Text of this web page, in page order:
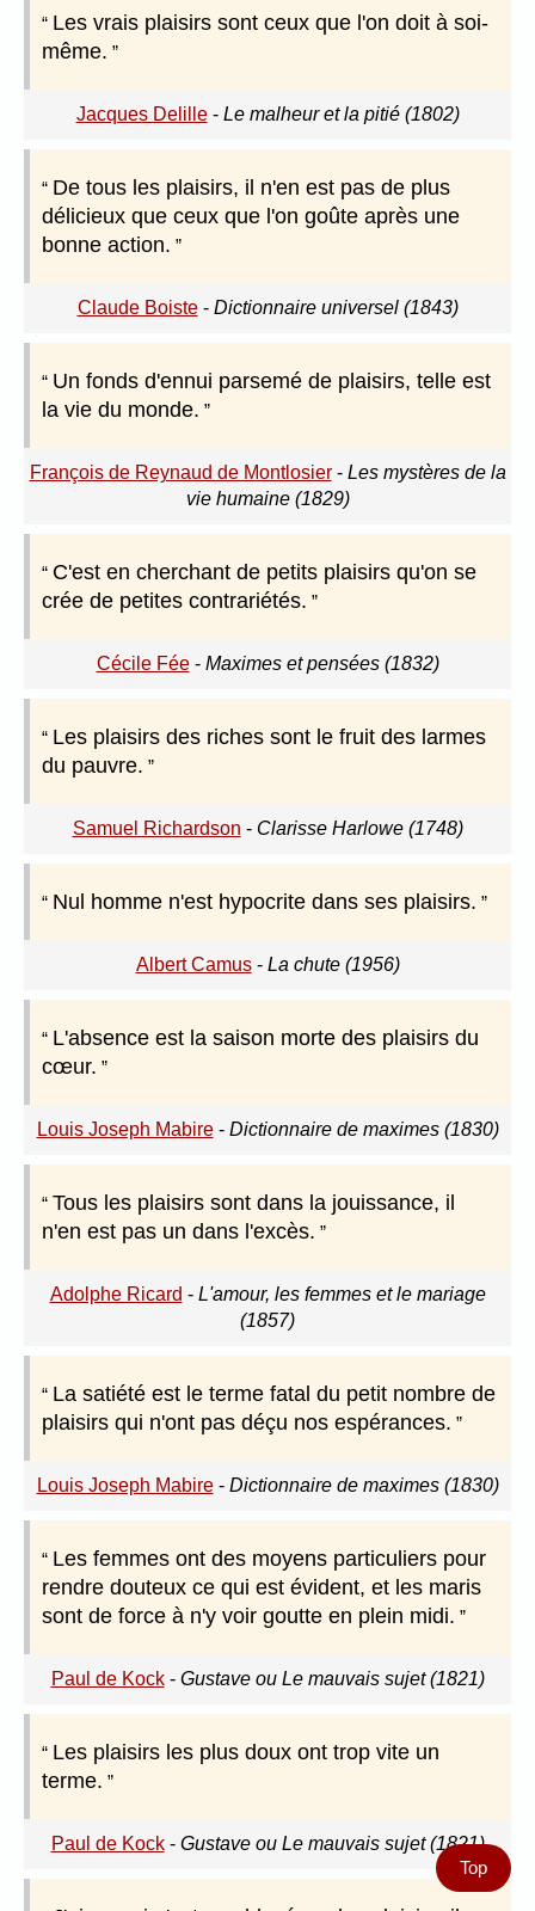
Les vrais plaisirs sont ceux que l'on doit à soi-
même.
Jacques Delille- Le malheur et la pitié (1802)
De tous les plaisirs, il n'en est pas de plus
délicieux que ceux que l'on goûte après une
bonne action.
Claude Boiste- Dictionnaire universel (1843)
Un fonds d'ennui parsemé de plaisirs, telle est
la vie du monde.
François de Reynaud de Montlosier- Les mystères de la
vie humaine (1829)
C'est en cherchant de petits plaisirs qu'on se
crée de petites contrariétés.
Cécile Fée- Maximes et pensées (1832)
Les plaisirs des riches sont le fruit des larmes
du pauvre.
Samuel Richardson - Clarisse Harlowe (1748)
Nul homme n'est hypocrite dans ses plaisirs.
Albert Camus- La chute (1956)
L'absence est la saison morte des plaisirs du
cœur.
Louis Joseph Mabire- Dictionnaire de maximes (1830)
Tous les plaisirs sont dans la jouissance, il
n'en est pas un dans l'excès.
Adolphe Ricard - L'amour, les femmes et le mariage
(1857)
La satiété est le terme fatal du petit nombre de
plaisirs qui n'ont pas déçu nos espérances.
Louis Joseph Mabire- Dictionnaire de maximes (1830)
Les femmes ont des moyens particuliers pour
rendre douteux ce qui est évident, et les maris
sont de force à n'y voir goutte en plein midi.
Paul de Kock- Gustave ou Le mauvais sujet (1821)
Les plaisirs les plus doux ont trop vite un
terme.
Paul de Kock- Gustave ou Le mauvais sujet (1821)
Top